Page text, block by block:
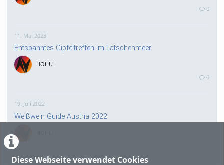
Diese Webseite verwendet Cookies
0
11. Mai 2023
Entspanntes Gipfeltreffen im Latschenmeer
HOHU
0
19. Juli 2022
Weißwein Guide Austria 2022